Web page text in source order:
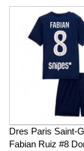
Dres Paris Saint-
Fabian Ruiz #8